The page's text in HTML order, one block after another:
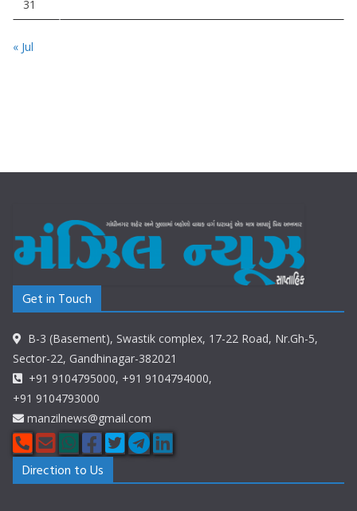
31
« Jul
Get in Touch
B-3 (Basement), Swastik complex, 17-22 Road, Nr.Gh-5,
Sector-22, Gandhinagar-382021
+91 9104795000, +91 9104794000,
+91 9104793000
manzilnews@gmail.com
Direction to Us